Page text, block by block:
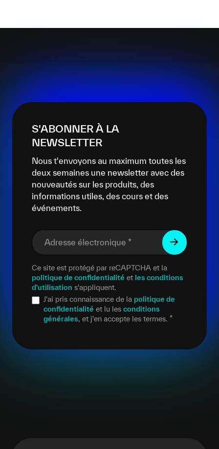
S'ABONNER À LA
NEWSLETTER
Nous t'envoyons au maximum toutes les
deux semaines une newsletter avec des
nouveautés sur les produits, des
informations utiles, des cours et des
événements.
Adresse électronique *
Ce site est protégé par reCAPTCHA et la
politique de confidentialité et les conditions
d'utilisation s'appliquent.
J'ai pris connaissance de la politique de
confidentialité et lu les conditions
générales, et j'en accepte les termes. *